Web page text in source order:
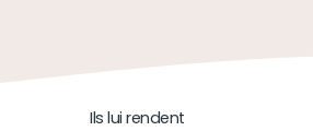
Ils lui rendent